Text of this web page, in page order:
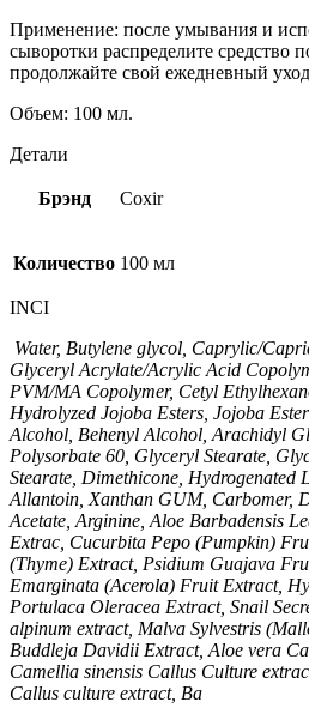
Применение: после умывания и
сыворотки распределите средство
продолжайте свой ежедневный
Объем: 100 мл.
Детали
Брэнд Coxir
Количество 100 мл
INCI
Water, Butylene glycol, Caprylic/
Glyceryl Acrylate/Acrylic Acid
PVM/MA Copolymer, Cetyl
Hydrolyzed Jojoba Esters, Jojoba
Alcohol, Behenyl Alcohol, Arachidyl
Polysorbate 60, Glyceryl Stearate,
Stearate, Dimethicone, Hydrogenated
Allantoin, Xanthan GUM, Carbomer,
Acetate, Arginine, Aloe Barbadensis
Extrac, Cucurbita Pepo (Pumpkin)
(Thyme) Extract, Psidium Guajava
Emarginata (Acerola) Fruit Extract,
Portulaca Oleracea Extract, Snail
alpinum extract, Malva Sylvestris
Buddleja Davidii Extract, Aloe vera
Camellia sinensis Callus Culture
Callus culture extract, Ba